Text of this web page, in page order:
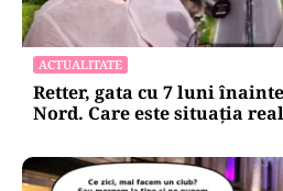
ACTUALITATE
Retter, gata cu 7 luni
Nord. Care este situația